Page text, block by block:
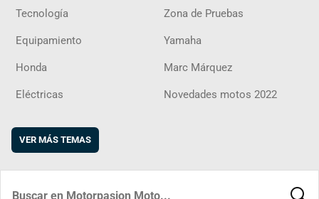
Tecnología Zona de Pruebas
Equipamiento Yamaha
Honda Marc Márquez
Eléctricas Novedades motos 2022
VER MÁS TEMAS